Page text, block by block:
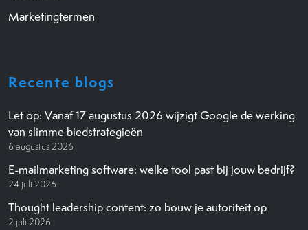
Marketingtermen
Recente blogs
Let op: Vanaf 17 augustus 2026 wijzigt Google de werking
van slimme biedstrategieën
6 augustus 2026
E-mailmarketing software: welke tool past bij jouw bedrijf?
24 juli 2026
Thought leadership content: zo bouw je autoriteit op
2 juli 2026